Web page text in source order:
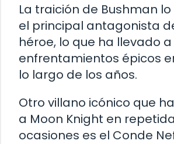
La traición de Bushman
el principal antagonista
héroe, lo que ha llevado
enfrentamientos épicos
lo largo de los años.
Otro villano icónico que
a Moon Knight en
ocasiones es el Conde